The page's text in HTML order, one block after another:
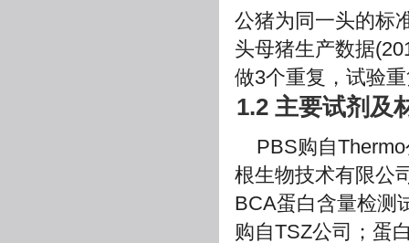
公猪为同一头的标
头母猪生产数据
做3个重复，试验
1.2 主要试剂及
PBS购自
根生物技术有限公
BCA蛋白含量检测
购自TSZ公司；蛋